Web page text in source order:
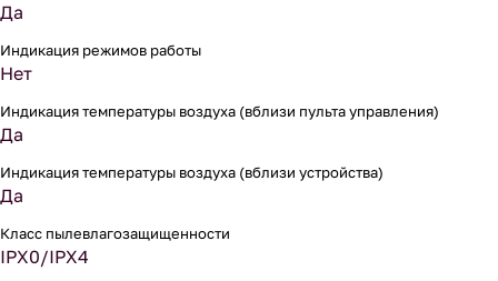
Да
Индикация режимов работы
Нет
Индикация температуры воздуха (вблизи пульта управления)
Да
Индикация температуры воздуха (вблизи устройства)
Да
Класс пылевлагозащищенности
IPX0/IPX4